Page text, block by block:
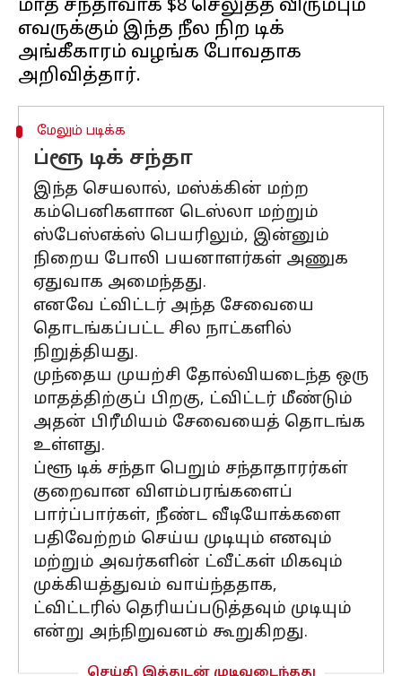
மாத சந்தாவாக $8 செலுத்த விரும்பும்
எவருக்கும் இந்த நீல நிற டிக்
அங்கீகாரம் வழங்க போவதாக
மேலும் படிக்க
ப்ளூ டிக் சந்தா
இந்த செயலால், மஸ்க்கின் மற்ற
கம்பெனிகளான டெஸ்லா மற்றும்
ஸ்பேஸ்எக்ஸ் பெயரிலும், இன்னும்
நிறைய போலி பயனாளர்கள் அணுக
ஏதுவாக அமைந்தது.
எனவே ட்விட்டர் அந்த சேவையை
தொடங்கப்பட்ட சில நாட்களில்
நிறுத்தியது.
முந்தைய முயற்சி தோல்வியடைந்த ஒரு
மாதத்திற்குப் பிறகு, ட்விட்டர் மீண்டும்
அதன் பிரீமியம் சேவையைத் தொடங்க
உள்ளது.
ப்ளூ டிக் சந்தா பெறும் சந்தாதாரர்கள்
குறைவான விளம்பரங்களைப்
பார்ப்பார்கள், நீண்ட வீடியோக்களை
பதிவேற்றம் செய்ய முடியும் எனவும்
மற்றும் அவர்களின் ட்வீட்கள் மிகவும்
முக்கியத்துவம் வாய்ந்ததாக,
ட்விட்டரில் தெரியப்படுத்தவும் முடியும்
என்று அந்நிறுவனம் கூறுகிறது.
செய்தி இத்துடன் முடிவடைந்தது